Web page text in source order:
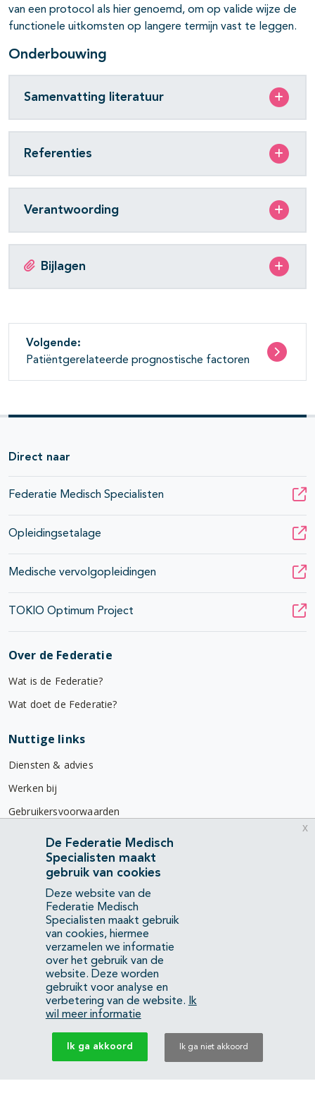
van een protocol als hier genoemd, om op valide wijze de
functionele uitkomsten op langere termijn vast te leggen.
Onderbouwing
Samenvatting literatuur
Referenties
Verantwoording
Bijlagen
Volgende:
Patiëntgerelateerde prognostische factoren
Direct naar
Federatie Medisch Specialisten
Opleidingsetalage
Medische vervolgopleidingen
TOKIO Optimum Project
Over de Federatie
Wat is de Federatie?
Wat doet de Federatie?
Nuttige links
Diensten & advies
Werken bij
Gebruikersvoorwaarden
Privacyverklaring
Contact
Mercatorlaan 1200
3528 BL Utrecht
(088) 505 34 34
info@richtlijnendatabase.nl
YouTubeLinkedIn
KvK Federatie Medisch Specialisten:40483480
Privacyverklaring
De Federatie Medisch
Specialisten maakt
gebruik van cookies
Deze website van de
Federatie Medisch
Specialisten maakt gebruik
van cookies, hiermee
verzamelen we informatie
over het gebruik van de
website. Deze worden
gebruikt voor analyse en
verbetering van de website.
Ik
wil meer informatie
Ik ga akkoord Ik ga niet akkoord
x